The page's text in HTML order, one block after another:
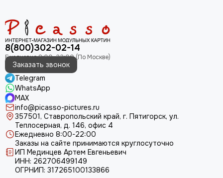
8(800)302-02-14
Заказать звонок
Telegram
WhatsApp
MAX
info@picasso-pictures.ru
357501, Ставропольский край, г. Пятигорск, ул.
Теплосерная, д. 146, офис 4
Ежедневно 8:00-22:00
Заказы на сайте принимаются круглосуточно
ИП Мединцев Артем Евгеньевич
ИНН: 262706499149
ОГРНИП: 317265100133866